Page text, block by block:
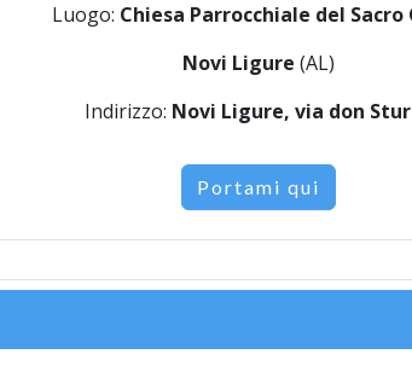
Luogo: Chiesa Parrocchiale del Sacro
Novi Ligure (AL)
Indirizzo: Novi Ligure, via don
Portami qui